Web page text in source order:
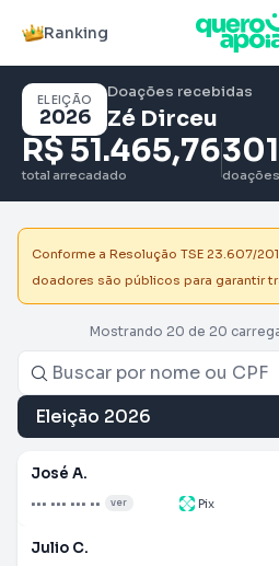
Ranking
ELEIÇÃO
2026
Doações recebidas
Zé Dirceu
R$ 51.465,76
total arrecadado
301
doações
Conforme a Resolução TSE 23.607/
doadores são públicos para garantir
Mostrando 20 de 20
José A.
••• ••• ••• •• ver Pix
Julio C.